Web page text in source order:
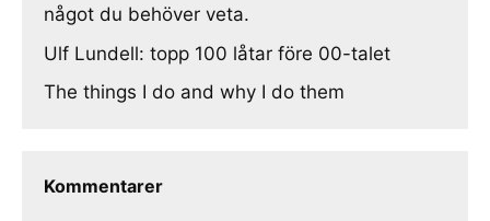
något du behöver veta.
Ulf Lundell: topp 100 låtar före 00-talet
The things I do and why I do them
Kommentarer